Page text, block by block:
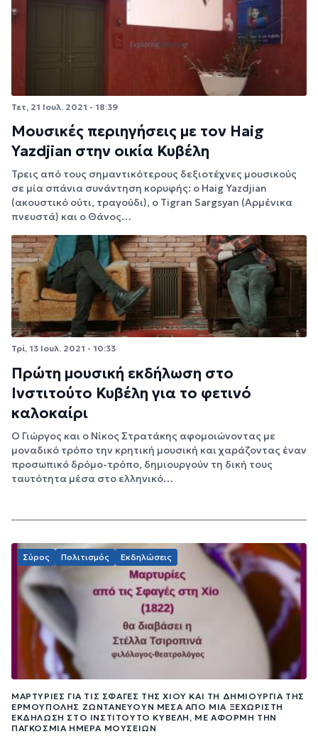
Τετ, 21 Ιουλ. 2021 - 18:39
Μουσικές περιηγήσεις με τον Ηaig
Yazdjian στην οικία Κυβέλη
Τρεις από τους σημαντικότερους δεξιοτέχνες μουσικούς
σε μία σπάνια συνάντηση κορυφής: ο Haig Yazdjian
(ακουστικό ούτι, τραγούδι), ο Tigran Sargsyan (Αρμένικα
πνευστά) και ο Θάνος…
Τρί, 13 Ιουλ. 2021 - 10:33
Πρώτη μουσική εκδήλωση στο
Ινστιτούτο Κυβέλη για το φετινό
καλοκαίρι
Ο Γιώργος και ο Νίκος Στρατάκης αφομοιώνοντας με
μοναδικό τρόπο την κρητική μουσική και χαράζοντας έναν
προσωπικό δρόμο-τρόπο, δημιουργούν τη δική τους
ταυτότητα μέσα στο ελληνικό…
Σύρος Πολιτισμός Εκδηλώσεις
ΜΑΡΤΥΡΊΕΣ ΓΙΑ ΤΙΣ ΣΦΑΓΈΣ ΤΗΣ ΧΊΟΥ ΚΑΙ ΤΗ ΔΗΜΙΟΥΡΓΊΑ ΤΗΣ
ΕΡΜΟΎΠΟΛΗΣ ΖΩΝΤΑΝΕΎΟΥΝ ΜΈΣΑ ΑΠΌ ΜΙΑ ΞΕΧΩΡΙΣΤΉ
ΕΚΔΉΛΩΣΗ ΣΤΟ ΙΝΣΤΙΤΟΎΤΟ ΚΥΒΕΛΗ, ΜΕ ΑΦΟΡΜΉ ΤΗΝ
ΠΑΓΚΌΣΜΙΑ ΗΜΈΡΑ ΜΟΥΣΕΊΩΝ